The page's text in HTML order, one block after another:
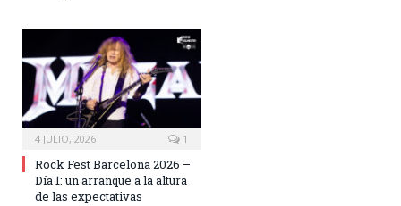
4 JULIO, 2026 1
Rock Fest Barcelona 2026 –
Día 1: un arranque a la altura
de las expectativas